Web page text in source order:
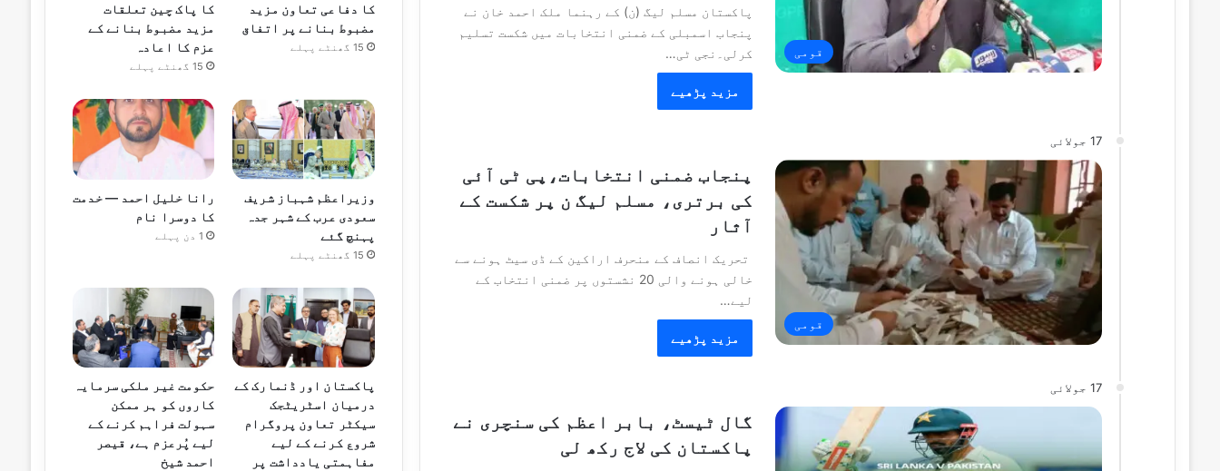
قومی
پاکستان مسلم لیگ (ن) کے رہنما ملک احمد خان نے
پنجاب اسمبلی کے ضمنی انتخابات میں شکست تسلیم
کرلی۔نجی ٹی…
مزید پڑھیے
17 جولائی
قومی
پنجاب ضمنی انتخابات،پی ٹی آئی
کی برتری، مسلم لیگ ن پر شکست کے
آثار
تحریک انصاف کے منحرف اراکین کے ڈی سیٹ ہونے سے
خالی ہونے والی 20 نشستوں پر ضمنی انتخاب کے
لیے…
مزید پڑھیے
17 جولائی
گال ٹیسٹ، بابر اعظم کی سنچری نے
پاکستان کی لاج رکھ لی
کا دفاعی تعاون مزید
مضبوط بنانے پر اتفاق
15 گھنٹے پہلے
کا پاک چین تعلقات
مزید مضبوط بنانے کے
عزم کا اعادہ
15 گھنٹے پہلے
وزیراعظم شہباز شریف
سعودی عرب کے شہر جدہ
پہنچ گئے
15 گھنٹے پہلے
رانا خلیل احمد — خدمت
کا دوسرا نام
1 دن پہلے
پاکستان اور ڈنمارک کے
درمیان اسٹریٹجک
سیکٹر تعاون پروگرام
شروع کرنے کے لیے
مفاہمتی یادداشت پر
حکومت غیر ملکی سرمایہ
کاروں کو ہر ممکن
سہولت فراہم کرنے کے
لیے پُرعزم ہے، قیصر
احمد شیخ